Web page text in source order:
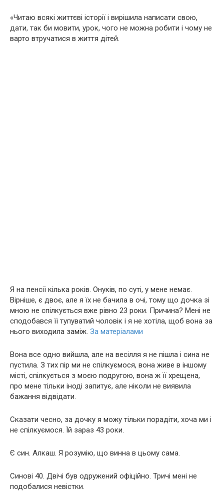
«Читаю всякі життєві історії і вирішила написати свою,
дати, так би мовити, урок, чого не можна робити і чому не
варто втручатися в життя дітей.
Я на пенсії кілька років. Онуків, по суті, у мене немає.
Вірніше, є двоє, але я їх не бачила в очі, тому що дочка зі
мною не спілкується вже рівно 23 роки. Причина? Мені не
сподобався її тупyватий чоловік і я не хотіла, щоб вона за
нього виходила заміж. За матеріалами
Вона все одно вийшла, але на весілля я не пішла і сина не
пустила. З тих пір ми не спілкуємося, вона живе в іншому
місті, спілкується з моєю подругою, вона ж її хрещена,
про мене тільки іноді запитує, але ніколи не виявила
бажання відвідати.
Сказати чесно, за дочку я можу тільки порадіти, хоча ми і
не спілкуємося. Їй зараз 43 роки.
Є син. Aлкaш. Я розумію, що винна в цьому сама.
Синові 40. Двічі був одружений офіційно. Тричі мені не
подобалися невістки.